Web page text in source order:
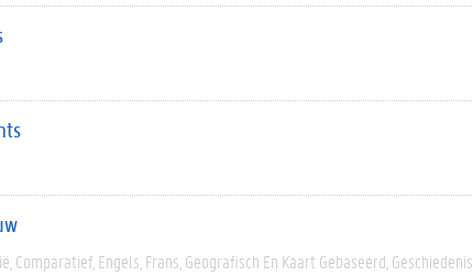
Comparatief Engels Frans Geografisch En Kaart Gebaseerd Geschiedenis